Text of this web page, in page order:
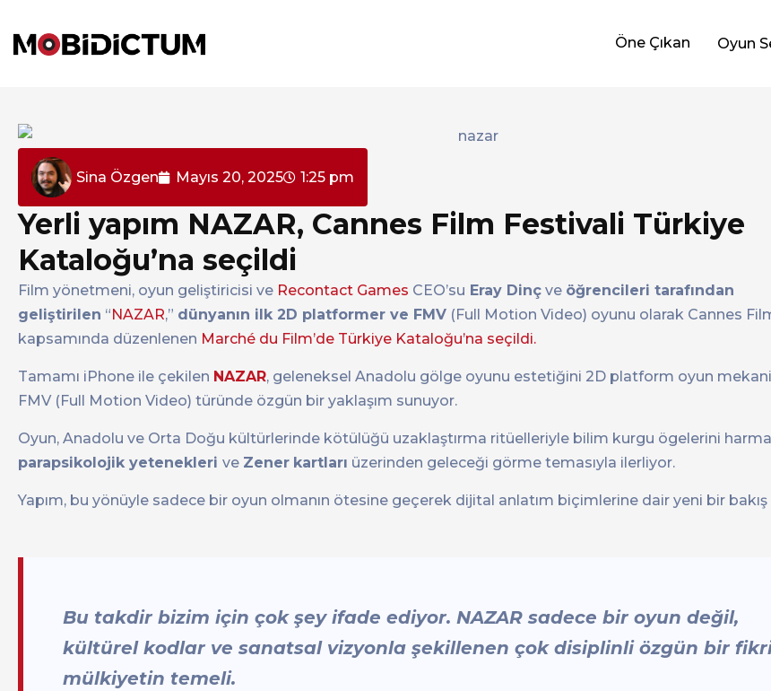
Öne Çıkan Oyun
Sina Özgen Mayıs 20, 2025 1:25 pm
Yerli yapım NAZAR, Cannes Film Festivali Türkiye
Kataloğu’na seçildi
Film yönetmeni, oyun geliştiricisi ve Recontact Games CEO’su Eray Dinç ve öğrencileri tarafından
geliştirilen “ NAZAR,” dünyanın ilk 2D platformer ve FMV (Full Motion Video) oyunu olarak Cannes
kapsamında düzenlenen Marché du Film’de Türkiye Kataloğu’na seçildi.
Tamamı iPhone ile çekilen NAZAR, geleneksel Anadolu gölge oyunu estetiğini 2D platform oyun
FMV (Full Motion Video) türünde özgün bir yaklaşım sunuyor.
Oyun, Anadolu ve Orta Doğu kültürlerinde kötülüğü uzaklaştırma ritüelleriyle bilim kurgu ögelerini
parapsikolojik yetenekleri ve Zener kartları üzerinden geleceği görme temasıyla ilerliyor.
Yapım, bu yönüyle sadece bir oyun olmanın ötesine geçerek dijital anlatım biçimlerine dair yeni bir bakış
Bu takdir bizim için çok şey ifade ediyor. NAZAR sadece bir oyun değil,
kültürel kodlar ve sanatsal vizyonla şekillenen çok disiplinli özgün bir
mülkiyetin temeli.